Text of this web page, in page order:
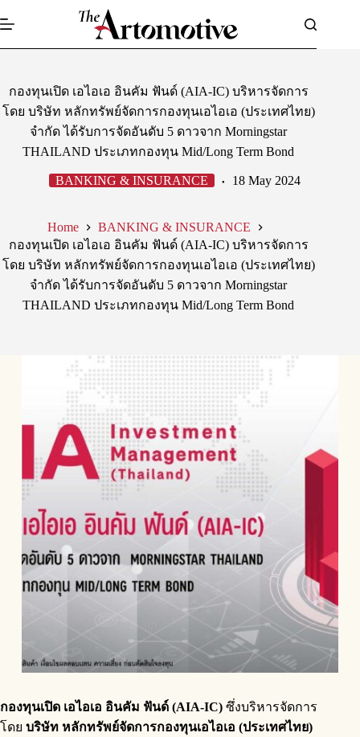
to
กองทุนเปิด เอไอเอ อินคัม ฟันด์ (AIA-IC) บริหารจัดการ
โดย บริษัท หลักทรัพย์จัดการกองทุนเอไอเอ (ประเทศไทย)
จำกัด ได้รับการจัดอันดับ 5 ดาวจาก Morningstar
THAILAND ประเภทกองทุน Mid/Long Term Bond
BANKING & INSURANCE 18 May 2024
Home
BANKING & INSURANCE
กองทุนเปิด เอไอเอ อินคัม ฟันด์ (AIA-IC) บริหารจัดการ
โดย บริษัท หลักทรัพย์จัดการกองทุนเอไอเอ (ประเทศไทย)
จำกัด ได้รับการจัดอันดับ 5 ดาวจาก Morningstar
THAILAND ประเภทกองทุน Mid/Long Term Bond
กองทุนเปิด เอไอเอ อินคัม ฟันด์ (AIA-IC) ซึ่งบริหารจัดการ
โดย บริษัท หลักทรัพย์จัดการกองทุนเอไอเอ (ประเทศไทย)